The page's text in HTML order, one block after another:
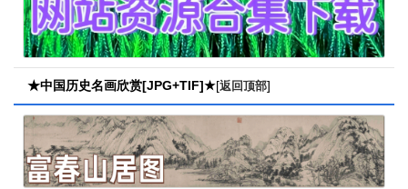
★中国历史名画欣赏[JPG+TIF]★[返回顶部]